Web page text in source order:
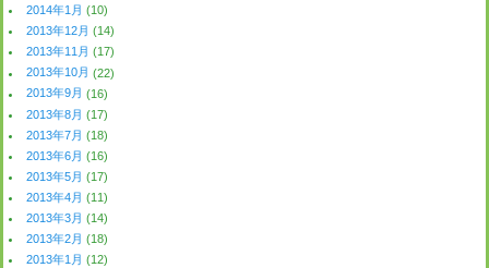
2014年1月 (10)
2013年12月 (14)
2013年11月 (17)
2013年10月 (22)
2013年9月 (16)
2013年8月 (17)
2013年7月 (18)
2013年6月 (16)
2013年5月 (17)
2013年4月 (11)
2013年3月 (14)
2013年2月 (18)
2013年1月 (12)